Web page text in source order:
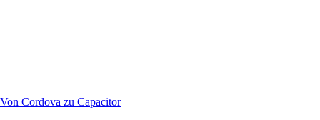
Von Cordova zu Capacitor